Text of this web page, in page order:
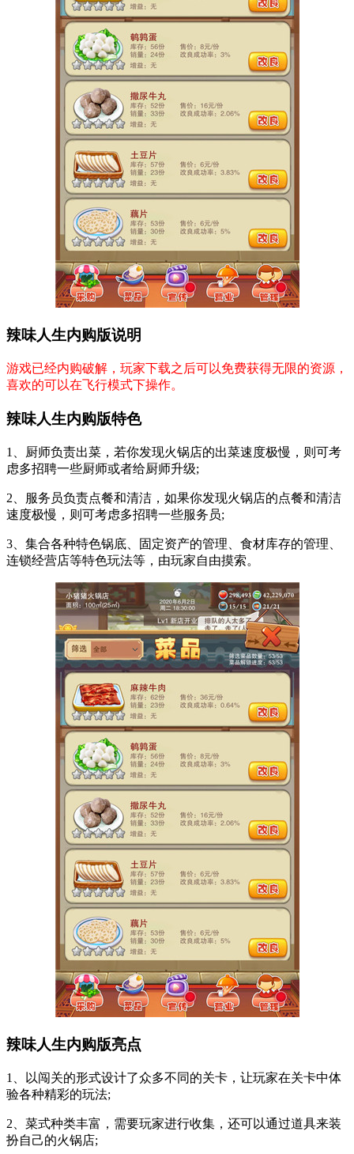
辣味人生内购版说明
游戏已经内购破解，玩家下载之后可以免费获得无限的资源，
喜欢的可以在飞行模式下操作。
辣味人生内购版特色
1、厨师负责出菜，若你发现火锅店的出菜速度极慢，则可考
虑多招聘一些厨师或者给厨师升级;
2、服务员负责点餐和清洁，如果你发现火锅店的点餐和清洁
速度极慢，则可考虑多招聘一些服务员;
3、集合各种特色锅底、固定资产的管理、食材库存的管理、
连锁经营店等特色玩法等，由玩家自由摸索。
辣味人生内购版亮点
1、以闯关的形式设计了众多不同的关卡，让玩家在关卡中体
验各种精彩的玩法;
2、菜式种类丰富，需要玩家进行收集，还可以通过道具来装
扮自己的火锅店;